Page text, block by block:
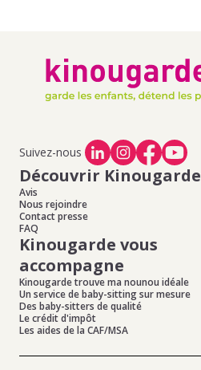
Suivez-nous
Découvrir Kinougarde
Avis
Nous rejoindre
Contact presse
FAQ
Kinougarde vous
accompagne
Kinougarde trouve ma nounou idéale
Un service de baby-sitting sur mesure
Des baby-sitters de qualité
Le crédit d'impôt
Les aides de la CAF/MSA